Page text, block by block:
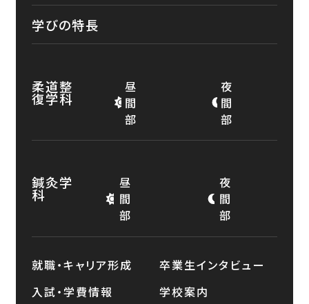
学びの特長
柔道整
復学科
昼
間
部
夜
間
部
鍼灸学
科
昼
間
部
夜
間
部
就職・キャリア形成
卒業生インタビュー
入試・学費情報
学校案内